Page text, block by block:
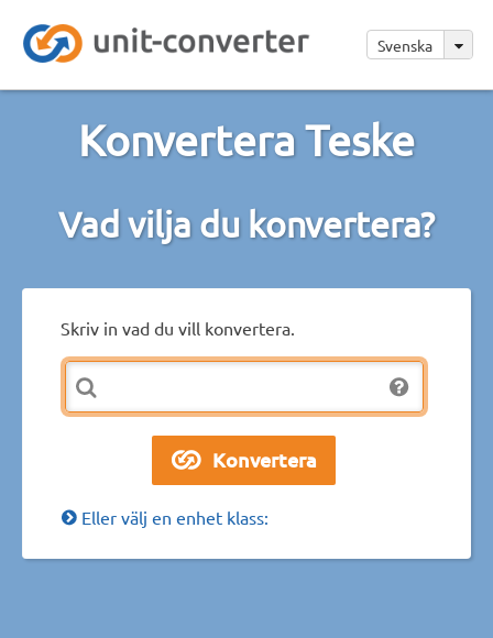
Svenska
Konvertera Teske
Vad vilja du konvertera?
Skriv in vad du vill konvertera.
Eller välj en enhet klass: